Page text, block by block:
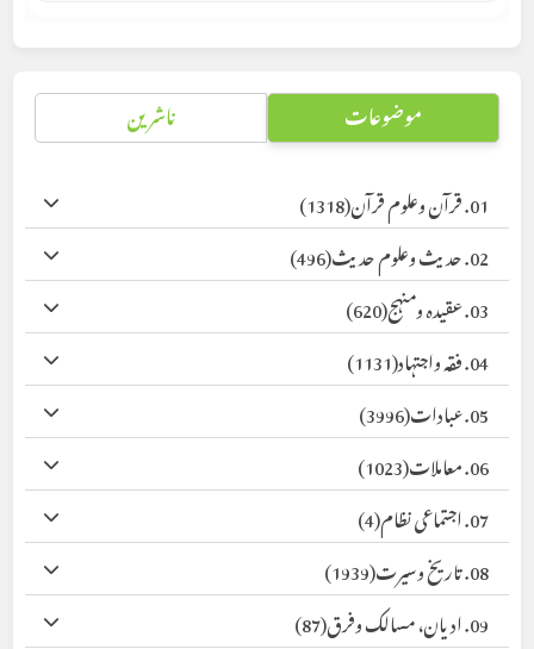
موضوعات ناشرین
01. قرآن وعلوم قرآن
(1318)
02. حدیث وعلوم حدیث
(496)
03. عقیدہ ومنہج
(620)
04. فقہ واجتہاد
(1131)
05. عبادات
(3996)
06. معاملات
(1023)
07. اجتماعی نظام
(4)
08. تاریخ وسیرت
(1939)
09. ادیان، مسالک وفرق
(87)